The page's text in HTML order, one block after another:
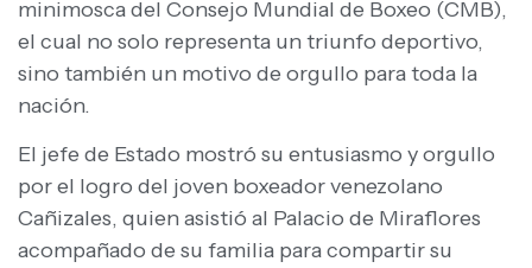
minimosca del Consejo Mundial de Boxeo (CMB),
el cual no solo representa un triunfo deportivo,
sino también un motivo de orgullo para toda la
nación.
El jefe de Estado mostró su entusiasmo y orgullo
por el logro del joven boxeador venezolano
Cañizales, quien asistió al Palacio de Miraflores
acompañado de su familia para compartir su